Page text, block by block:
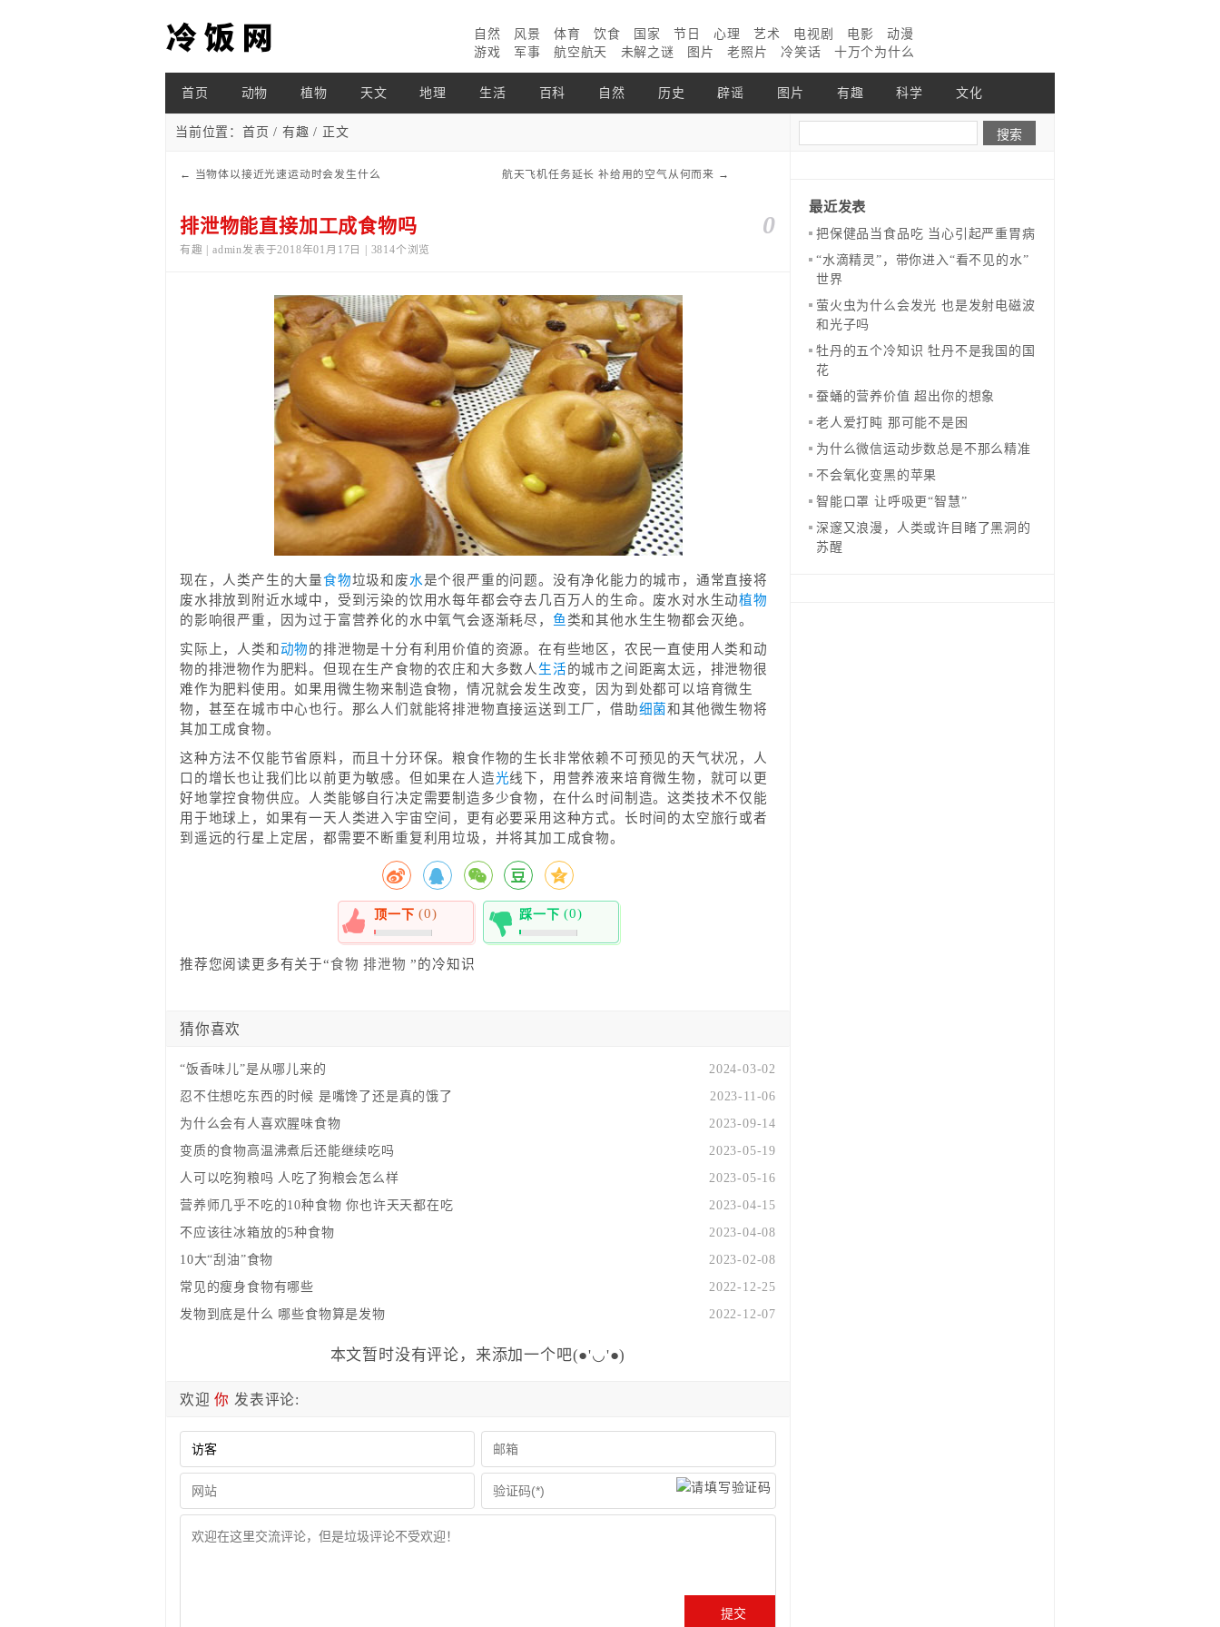
自然 风景 体育 饮食 国家 节日 心理 艺术 电视剧 电影
动漫
游戏
军事 航空航天 未解之谜 图片 老照片 冷笑话 十万个为什么
首页 动物 植物 天文 地理 生活 百科 自然 历史 辟谣 图片 有趣 科学 文化
当前位置： 首页 /有趣 / 正文
← 当物体以接近光速运动时会发生什么 航天飞机任务延长 补给用的空气从何而来 →
0
排泄物能直接加工成食物吗
有趣 | admin发表于2018年01月17日 | 3814个浏览
现在，人类产生的大量食物垃圾和废水是个很严重的问题。没有净化能力的城市，通常直接将
废水排放到附近水域中，受到污染的饮用水每年都会夺去几百万人的生命。废水对水生动植物
的影响很严重，因为过于富营养化的水中氧气会逐渐耗尽， 鱼 类和其他水生生物都会灭绝。
实际上，人类和动物的排泄物是十分有利用价值的资源。在有些地区，农民一直使用人类和动
物的排泄物作为肥料。但现在生产食物的农庄和大多数人 生活的城市之间距离太远，排泄物很
难作为肥料使用。如果用微生物来制造食物，情况就会发生改变，因为到处都可以培育微生
物，甚至在城市中心也行。那么人们就能将排泄物直接运送到工厂，借助细菌和其他微生物将
其加工成食物。
这种方法不仅能节省原料，而且十分环保。粮食作物的生长非常依赖不可预见的天气状况，人
口的增长也让我们比以前更为敏感。但如果在人造光线下，用营养液来培育微生物，就可以更
好地掌控食物供应。人类能够自行决定需要制造多少食物，在什么时间制造。这类技术不仅能
用于地球上，如果有一天人类进入宇宙空间，更有必要采用这种方式。长时间的太空旅行或者
到遥远的行星上定居，都需要不断重复利用垃圾，并将其加工成食物。
顶一下 (0)
0%
踩一下 (0)
0%
推荐您阅读更多有关于“食物 排泄物 ”的冷知识
猜你喜欢
2024-03-02
“饭香味儿”是从哪儿来的
2023-11-06
忍不住想吃东西的时候 是嘴馋了还是真的饿了
2023-09-14
为什么会有人喜欢腥味食物
2023-05-19
变质的食物高温沸煮后还能继续吃吗
2023-05-16
人可以吃狗粮吗 人吃了狗粮会怎么样
2023-04-15
营养师几乎不吃的10种食物 你也许天天都在吃
2023-04-08
不应该往冰箱放的5种食物
2023-02-08
10大“刮油”食物
2022-12-25
常见的瘦身食物有哪些
2022-12-07
发物到底是什么 哪些食物算是发物
本文暂时没有评论，来添加一个吧(●'◡'●)
欢迎你 发表评论:
最近发表
把保健品当食品吃 当心引起严重胃病
“水滴精灵”，带你进入“看不见的水”
世界
萤火虫为什么会发光 也是发射电磁波
和光子吗
牡丹的五个冷知识 牡丹不是我国的国
花
蚕蛹的营养价值 超出你的想象
老人爱打盹 那可能不是困
为什么微信运动步数总是不那么精准
不会氧化变黑的苹果
智能口罩 让呼吸更“智慧”
深邃又浪漫，人类或许目睹了黑洞的
苏醒